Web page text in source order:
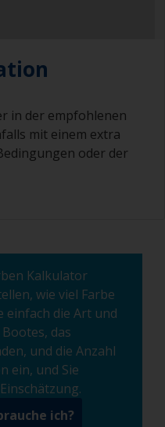
in der empfohlenen
mit einem extra
oder der
Kalkulator
wie viel Farbe
einfach die Art und
das
und die Anzahl
ein, und Sie
ich?